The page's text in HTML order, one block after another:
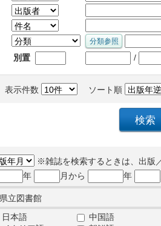
別置 /
表示件数 ソート順
※雑誌を検索するときは、出版
年
月から 年
県立図書館
日本語
中国語